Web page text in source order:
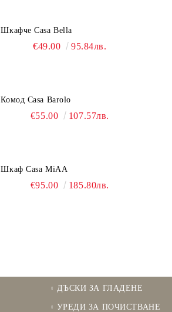
Шкафче Casa Bella
€49.00 95.84лв.
Комод Casa Barolo
€55.00 107.57лв.
Шкаф Casa MiAA
€95.00 185.80лв.
ДЪСКИ ЗА ГЛАДЕНЕ
УРЕДИ ЗА ПОЧИСТВАНЕ